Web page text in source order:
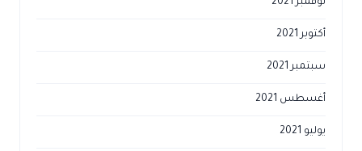
نوفمبر 2021
أكتوبر 2021
سبتمبر 2021
أغسطس 2021
يوليو 2021